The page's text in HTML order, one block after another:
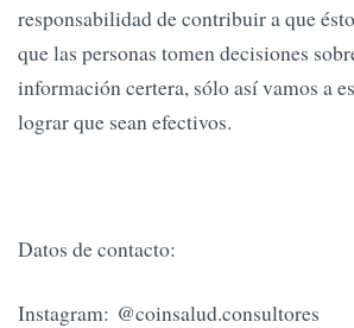
responsabilidad de contribuir a que
que las personas tomen decisiones
información certera, sólo así vamos a
lograr que sean efectivos.
Datos de contacto:
Instagram: @coinsalud.consultores